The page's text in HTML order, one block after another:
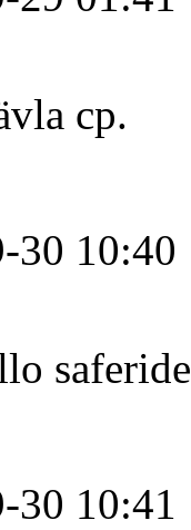
cp.
30 10:40
30 10:41